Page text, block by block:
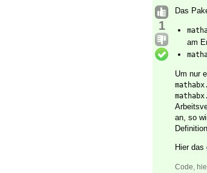
1
Das
am
Um nur
an, so
Hier
Code,